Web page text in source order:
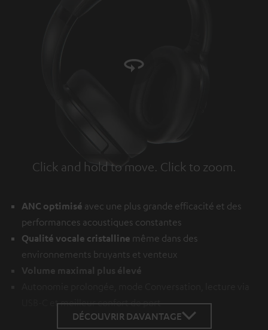
Click and hold to move. Click to zoom.
Tap to zoom
ANC optimisé avec une plus grande efficacité et des
performances acoustiques constantes
Qualité vocale cristalline même dans des
environnements bruyants et venteux
Volume maximal plus élevé
USB-C et meilleur confort de port
DÉCOUVRIR DAVANTAGE